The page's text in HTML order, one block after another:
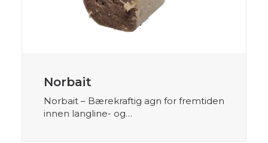
Norbait
Norbait – Bærekraftig agn for fremtiden
innen langline- og…